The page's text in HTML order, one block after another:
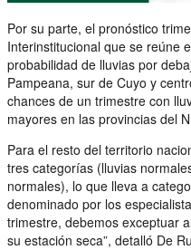
Por su parte, el pronóstico
Interinstitucional que se reúne
probabilidad de lluvias por
Pampeana, sur de Cuyo y
chances de un trimestre con
mayores en las provincias del
Para el resto del territorio
tres categorías (lluvias
normales), lo que lleva a
denominado por los
trimestre, debemos exceptuar
su estación seca”, detalló De